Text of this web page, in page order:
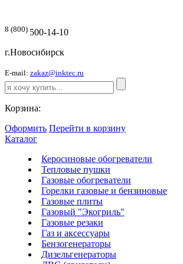
8 (800) 500-14-10
г.Новосибирск
E-mail: zakaz@inktec.ru
Корзина:
Оформить Перейти в корзину
Каталог
Керосиновые обогреватели
Тепловые пушки
Газовые обогреватели
Горелки газовые и бензиновые
Газовые плиты
Газовый "Экогриль"
Газовые резаки
Газ и аксессуары
Бензогенераторы
Дизельгенераторы